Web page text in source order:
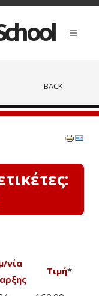
BACK
νία
Τιμή*